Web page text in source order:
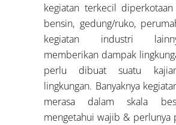
kegiatan terkecil
bensin, gedung/ruko,
kegiatan industri
memberikan dampak
perlu dibuat suatu
lingkungan. Banyaknya
merasa dalam skala
mengetahui wajib & perlunya